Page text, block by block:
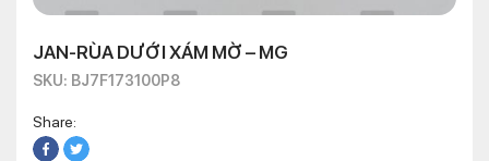
JAN-RÙA DƯỚI XÁM MỜ – MG
SKU: BJ7F173100P8
Share: